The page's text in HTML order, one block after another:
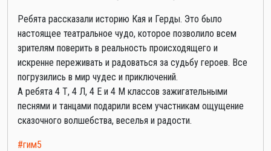
Ребята рассказали историю Кая и Герды. Это было
настоящее театральное чудо, которое позволило всем
зрителям поверить в реальность происходящего и
искренне переживать и радоваться за судьбу героев. Все
погрузились в мир чудес и приключений.
А ребята 4 Т, 4 Л, 4 Е и 4 М классов зажигательными
песнями и танцами подарили всем участникам ощущение
сказочного волшебства, веселья и радости.
#гим5